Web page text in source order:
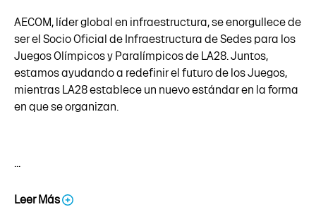
AECOM, líder global en infraestructura, se enorgullece de
ser el Socio Oficial de Infraestructura de Sedes para los
Juegos Olímpicos y Paralímpicos de LA28. Juntos,
estamos ayudando a redefinir el futuro de los Juegos,
mientras LA28 establece un nuevo estándar en la forma
en que se organizan.
...
Leer Más